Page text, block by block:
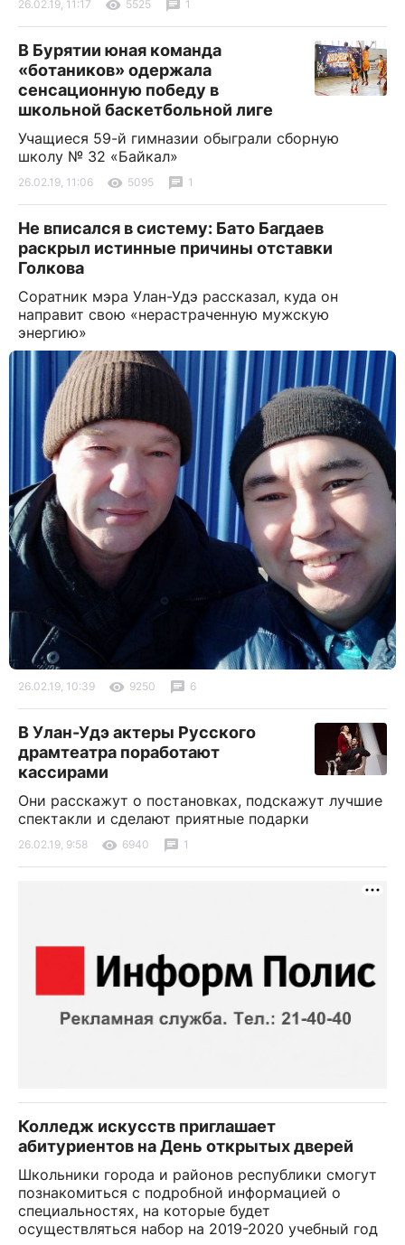
26.02.19, 11:17 5525 1
В Бурятии юная команда
«ботаников» одержала
сенсационную победу в
школьной баскетбольной лиге
Учащиеся 59-й гимназии обыграли сборную
школу № 32 «Байкал»
26.02.19, 11:06 5095 1
Не вписался в систему: Бато Багдаев
раскрыл истинные причины отставки
Голкова
Соратник мэра Улан-Удэ рассказал, куда он
направит свою «нерастраченную мужскую
энергию»
26.02.19, 10:39 9250 6
В Улан-Удэ актеры Русского
драмтеатра поработают
кассирами
Они расскажут о постановках, подскажут лучшие
спектакли и сделают приятные подарки
26.02.19, 9:58 6940 1
Колледж искусств приглашает
абитуриентов на День открытых дверей
Школьники города и районов республики смогут
познакомиться с подробной информацией о
специальностях, на которые будет
осуществляться набор на 2019-2020 учебный год